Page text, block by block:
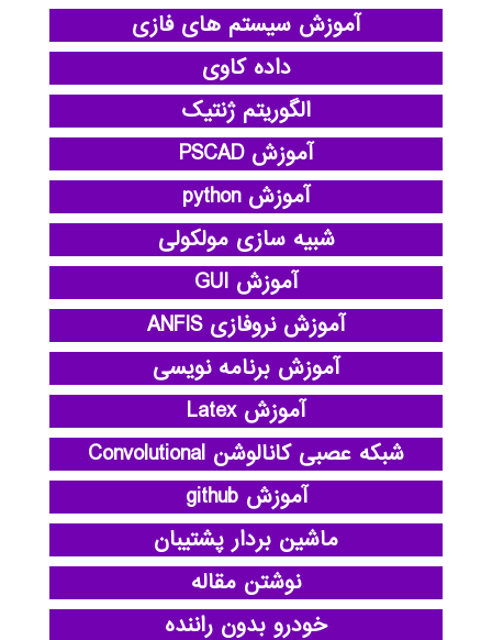
آموزش سیستم های فازی
داده کاوی
الگوریتم ژنتیک
آموزش PSCAD
آموزش python
شبیه سازی مولکولی
آموزش GUI
آموزش نروفازی ANFIS
آموزش برنامه نویسی
آموزش Latex
شبکه عصبی کانالوشن Convolutional
آموزش github
ماشین بردار پشتیبان
نوشتن مقاله
خودرو بدون راننده